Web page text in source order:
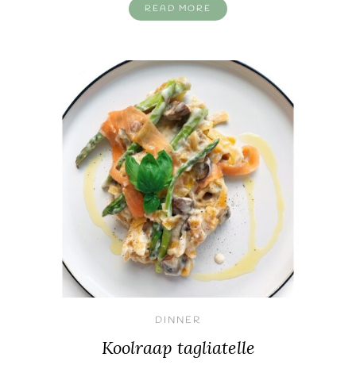
READ MORE
DINNER
Koolraap tagliatelle